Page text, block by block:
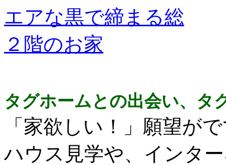
タグホームとの出会い、タ
「家欲しい！」願望が
ハウス見学や、インタ